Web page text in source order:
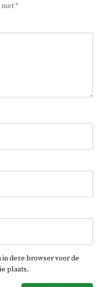
met*
in deze browser voor de
plaats.